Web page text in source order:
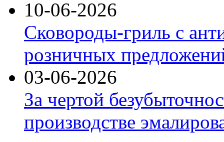
10-06-2026
Сковороды-гриль с
розничных
03-06-2026
За чертой
производстве